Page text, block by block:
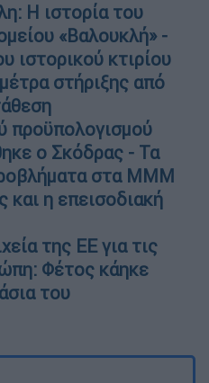
Η ιστορία του
«Βαλουκλή» -
ιστορικού κτιρίου
στήριξης από
προϋπολογισμού
ο Σκόδρας - Τα
στα ΜΜΜ
και η επεισοδιακή
της ΕΕ για τις
Φέτος κάηκε
του